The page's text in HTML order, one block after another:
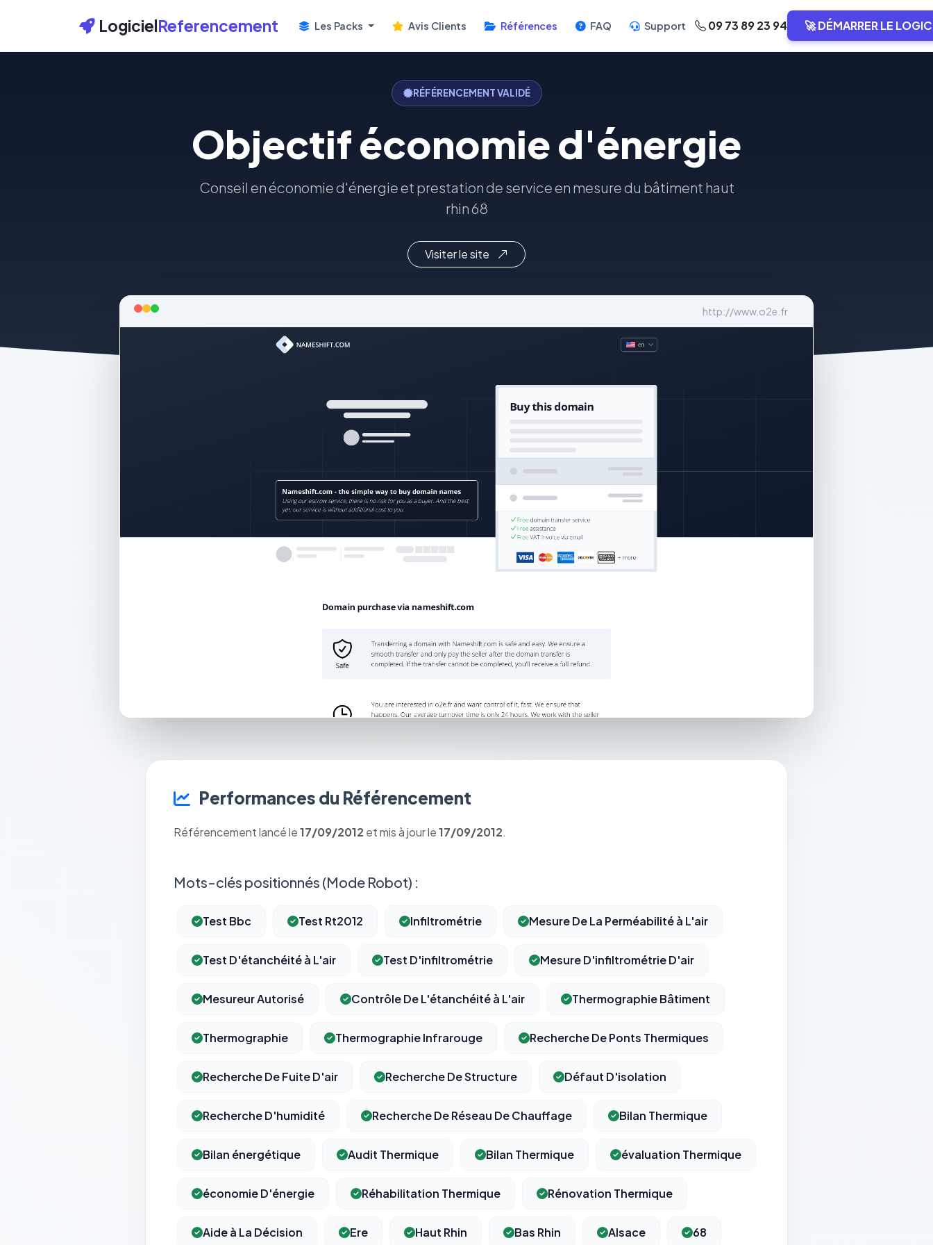
LogicielReferencement Les Packs Avis Clients Références FAQ Support 09 73 89 23 94 🚀 DÉMARRER LE
RÉFÉRENCEMENT VALIDÉ
Objectif économie d'énergie
Conseil en économie d'énergie et prestation de service en mesure du bâtiment haut
rhin 68
Visiter le site
http://www.o2e.fr
Performances du Référencement
Référencement lancé le17/09/2012 et mis à jour le17/09/2012.
Mots-clés positionnés (Mode Robot) :
Test Bbc Test Rt2012 Infiltrométrie Mesure De La Perméabilité à L'air
Test D'étanchéité à L'air Test D'infiltrométrie Mesure D'infiltrométrie D'air
Mesureur Autorisé Contrôle De L'étanchéité à L'air Thermographie Bâtiment
Thermographie Thermographie Infrarouge Recherche De Ponts Thermiques
Recherche De Fuite D'air Recherche De Structure Défaut D'isolation
Recherche D'humidité Recherche De Réseau De Chauffage Bilan Thermique
Bilan énergétique Audit Thermique Bilan Thermique évaluation Thermique
économie D'énergie Réhabilitation Thermique Rénovation Thermique
Aide à La Décision Ere Haut Rhin Bas Rhin Alsace 68